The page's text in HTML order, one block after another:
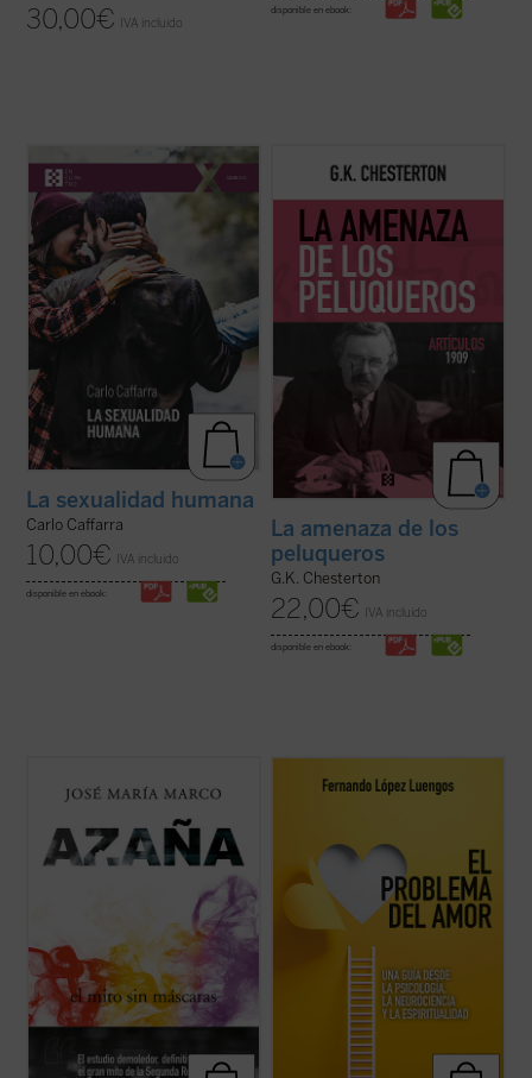
30,00€ IVA incluido
disponible en ebook:
«Cada persona humana es creada
directamente por Dios. Ninguna persona
viene a la existencia por azar o por
necesidad: en su origen hay un acto
creador ---es decir, un acto de inteligencia y
de voluntad--- de Dios. Antes de haber sido
concebido en ... (ver ficha)
La sexualidad humana
Carlo Caffarra
10,00€ IVA incluido
disponible en ebook:
En colaboración con el Club Chesterton de
la Universidad San Pablo CEU presentamos
destacan artículos de los más variopintos
temas, desde la literatura de Shakespeare,
Bacon y la poesía de Swinburne, ...(ver
La amenaza de los
peluqueros
G.K. Chesterton
22,00€ IVA incluido
disponible en ebook:
María Marco, autor hace ya treinta años de
una de las más importantes biografías de
Manuel Azaña, ha compuesto este nuevo
ensayo histórico-político sobre el escritor y
político de Alcalá de Henares ... (ver ficha)
preguntas de sus alumnos para explicar, en
etapas. Para esta tarea se apoya en